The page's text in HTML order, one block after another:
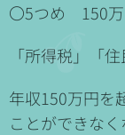
〇5つめ 150
「所得税」「
年収150万円を
ことができな